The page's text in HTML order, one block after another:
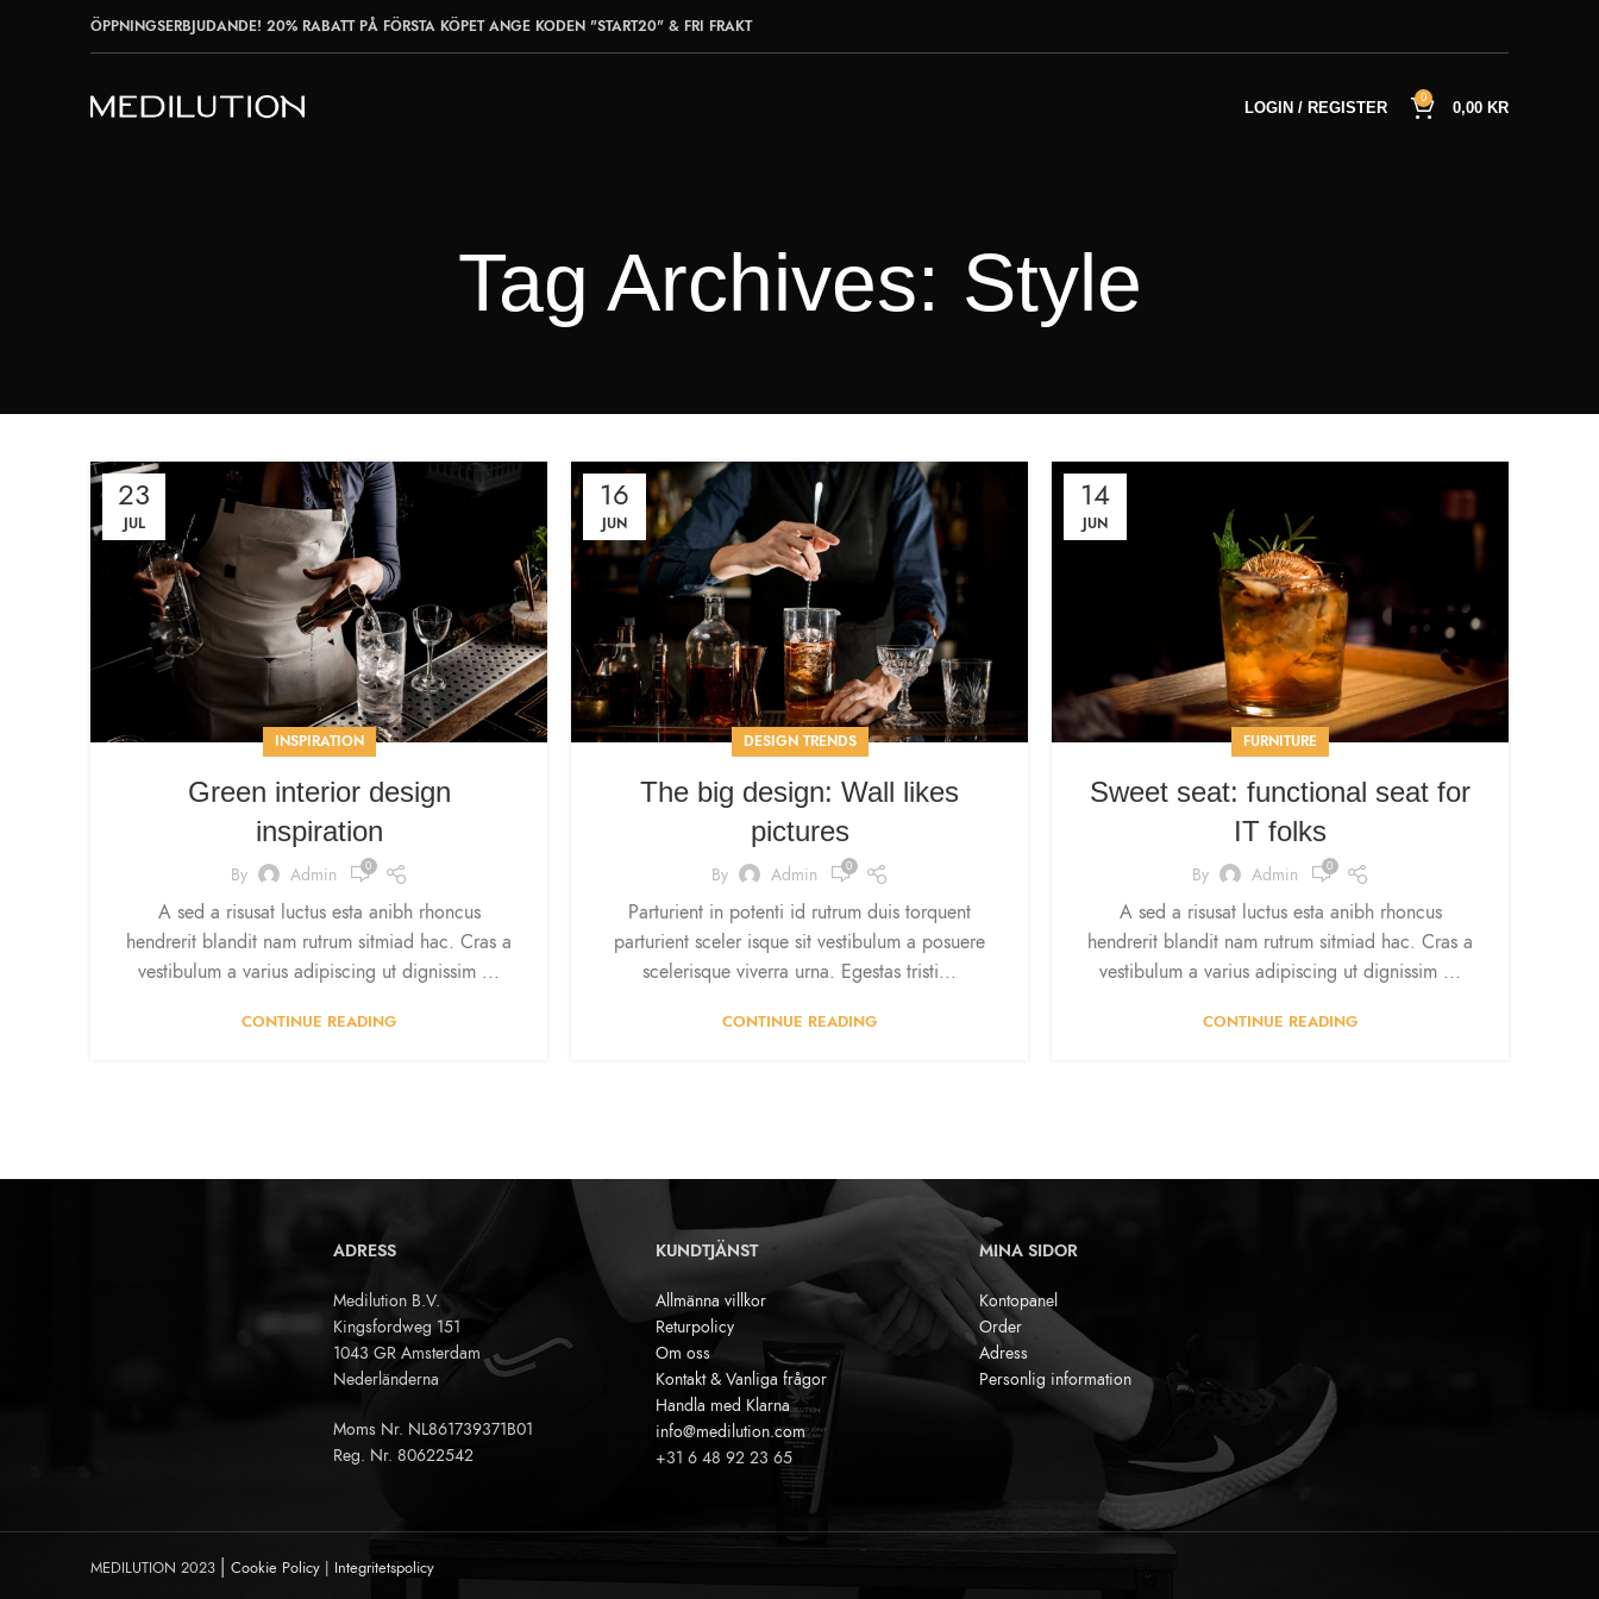
ÖPPNINGSERBJUDANDE! 20% RABATT PÅ FÖRSTA KÖPET ANGE KODEN "START20" & FRI FRAKT
LOGIN / REGISTER
0
0,00 KR
Tag Archives: Style
23
JUL
INSPIRATION
Green interior design
inspiration
By Admin 0
A sed a risusat luctus esta anibh rhoncus
hendrerit blandit nam rutrum sitmiad hac. Cras a
vestibulum a varius adipiscing ut dignissim ...
CONTINUE READING
16
JUN
DESIGN TRENDS
The big design: Wall likes
pictures
By Admin 0
Parturient in potenti id rutrum duis torquent
parturient sceler isque sit vestibulum a posuere
scelerisque viverra urna. Egestas tristi...
CONTINUE READING
14
JUN
FURNITURE
Sweet seat: functional seat for
IT folks
By Admin 0
A sed a risusat luctus esta anibh rhoncus
hendrerit blandit nam rutrum sitmiad hac. Cras a
vestibulum a varius adipiscing ut dignissim ...
CONTINUE READING
ADRESS
Medilution B.V.
Kingsfordweg 151
1043 GR Amsterdam
Nederländerna
Moms Nr. NL861739371B01
Reg. Nr. 80622542
KUNDTJÄNST
Allmänna villkor
Returpolicy
Om oss
Kontakt & Vanliga frågor
Handla med Klarna
info@medilution.com
+31 6 48 92 23 65
MINA SIDOR
Kontopanel
Order
Adress
Personlig information
MEDILUTION 2023 Cookie Policy | Integritetspolicy